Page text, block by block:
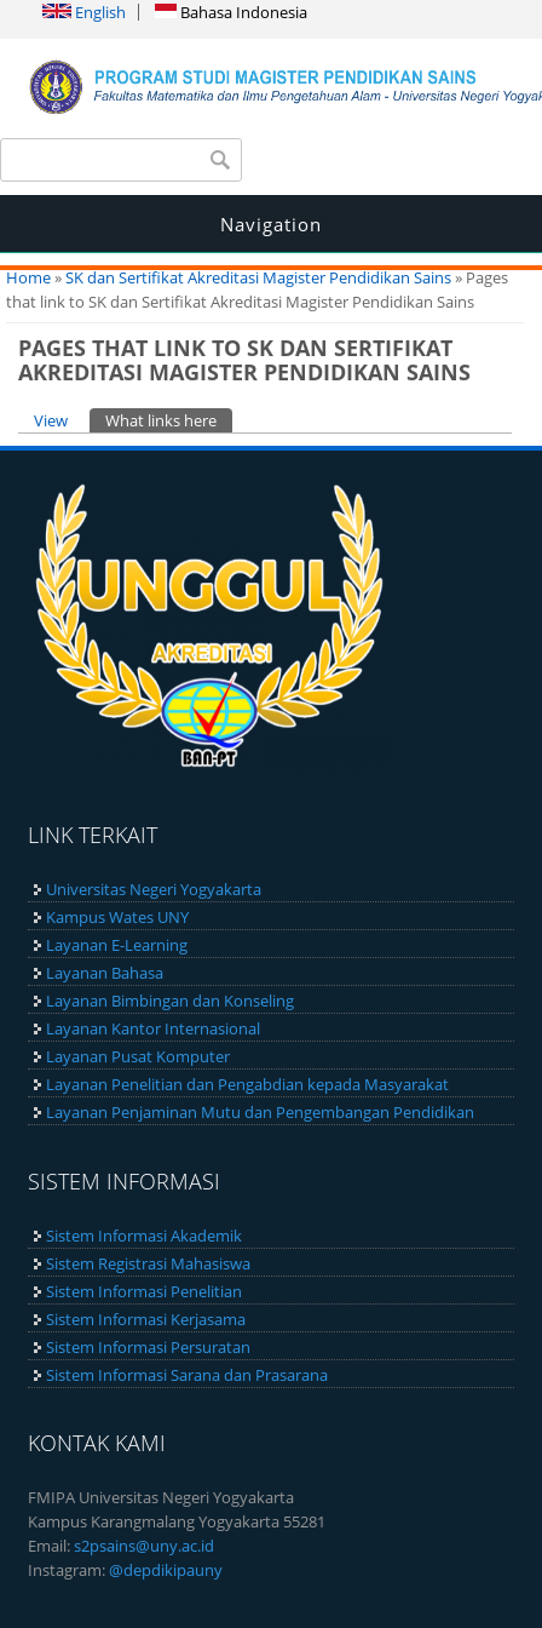
English Bahasa Indonesia
Search form
Navigation
You are here
Home»SK dan Sertifikat Akreditasi Magister Pendidikan Sains» Pages
that link to SK dan Sertifikat Akreditasi Magister Pendidikan Sains
PAGES THAT LINK TO SK DAN SERTIFIKAT
AKREDITASI MAGISTER PENDIDIKAN SAINS
Primary tabs
View What links here
LINK TERKAIT
Universitas Negeri Yogyakarta
Kampus Wates UNY
Layanan E-Learning
Layanan Bahasa
Layanan Bimbingan dan Konseling
Layanan Kantor Internasional
Layanan Pusat Komputer
Layanan Penelitian dan Pengabdian kepada Masyarakat
Layanan Penjaminan Mutu dan Pengembangan Pendidikan
SISTEM INFORMASI
Sistem Informasi Akademik
Sistem Registrasi Mahasiswa
Sistem Informasi Penelitian
Sistem Informasi Kerjasama
Sistem Informasi Persuratan
Sistem Informasi Sarana dan Prasarana
KONTAK KAMI
FMIPA Universitas Negeri Yogyakarta
Kampus Karangmalang Yogyakarta 55281
Email:s2psains@uny.ac.id
Instagram:@depdikipauny